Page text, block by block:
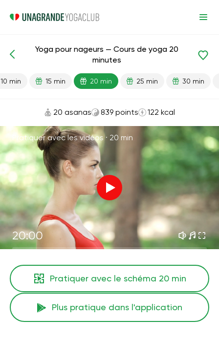
Sport
Yoga pour nageurs — Cours de yoga 20
minutes
10 min 15 min 20 min 25 min 30 min
20 asanas 839 points 122 kcal
Pratiquer avec les vidéos · 20 min
20:00
Pratiquer avec le schéma 20 min
Plus pratique dans l'application